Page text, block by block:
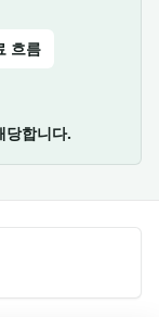
흐름
당합니다.